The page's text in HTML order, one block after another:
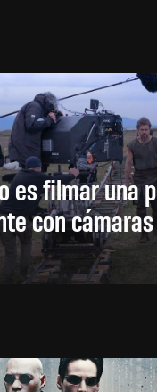
es filmar una
con